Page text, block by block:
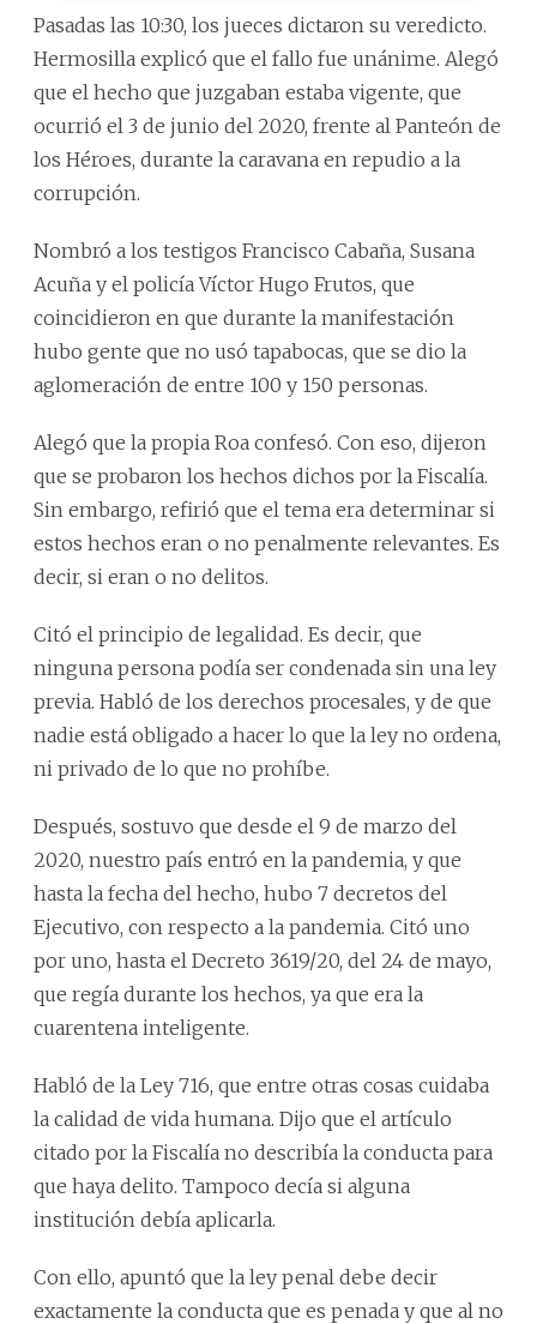
Pasadas las 10:30, los jueces dictaron su veredicto.
Hermosilla explicó que el fallo fue unánime. Alegó
que el hecho que juzgaban estaba vigente, que
ocurrió el 3 de junio del 2020, frente al Panteón de
los Héroes, durante la caravana en repudio a la
corrupción.
Nombró a los testigos Francisco Cabaña, Susana
Acuña y el policía Víctor Hugo Frutos, que
coincidieron en que durante la manifestación
hubo gente que no usó tapabocas, que se dio la
aglomeración de entre 100 y 150 personas.
Alegó que la propia Roa confesó. Con eso, dijeron
que se probaron los hechos dichos por la Fiscalía.
Sin embargo, refirió que el tema era determinar si
estos hechos eran o no penalmente relevantes. Es
decir, si eran o no delitos.
Citó el principio de legalidad. Es decir, que
ninguna persona podía ser condenada sin una ley
previa. Habló de los derechos procesales, y de que
nadie está obligado a hacer lo que la ley no ordena,
ni privado de lo que no prohíbe.
Después, sostuvo que desde el 9 de marzo del
2020, nuestro país entró en la pandemia, y que
hasta la fecha del hecho, hubo 7 decretos del
Ejecutivo, con respecto a la pandemia. Citó uno
por uno, hasta el Decreto 3619/20, del 24 de mayo,
que regía durante los hechos, ya que era la
cuarentena inteligente.
Habló de la Ley 716, que entre otras cosas cuidaba
la calidad de vida humana. Dijo que el artículo
citado por la Fiscalía no describía la conducta para
que haya delito. Tampoco decía si alguna
institución debía aplicarla.
Con ello, apuntó que la ley penal debe decir
exactamente la conducta que es penada y que al no